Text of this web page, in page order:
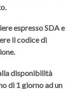
espresso SDA e
il codice di
disponibilità
di 1 giorno ad un